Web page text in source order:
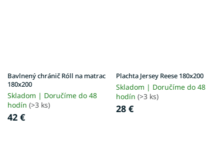
Bavlnený chránič Róll na matrac
180x200
Skladom | Doručíme do 48
hodín (>3 ks)
42 €
Plachta Jersey Reese 180x200
Skladom | Doručíme do 48
hodín (>3 ks)
28 €